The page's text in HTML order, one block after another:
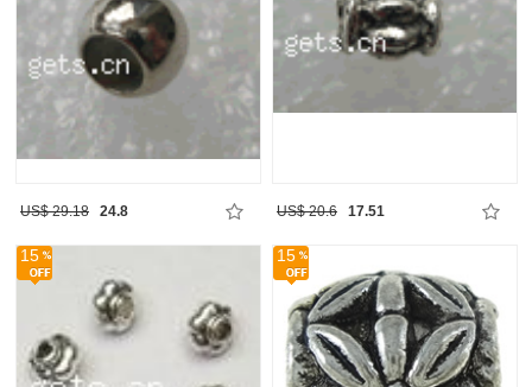
US$ 29.18 24.8 US$ 20.6 17.51
15 15